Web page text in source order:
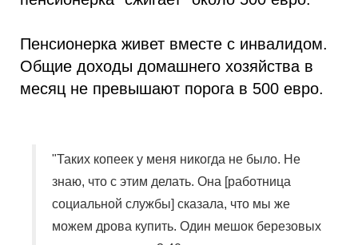
Пенсионерка живет вместе с инвалидом.
Общие доходы домашнего хозяйства в
месяц не превышают порога в 500 евро.
"Таких копеек у меня никогда не было. Не
знаю, что с этим делать. Она [работница
социальной службы] сказала, что мы же
можем дрова купить. Один мешок березовых